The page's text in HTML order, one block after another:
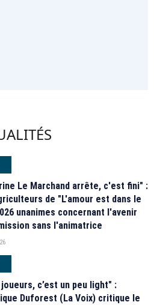
Le Marchand arrête, c'est fini" :
de "L'amour est dans le
unanimes concernant l'avenir
sans l'animatrice
c’est un peu light" :
Duforest (La Voix) critique le